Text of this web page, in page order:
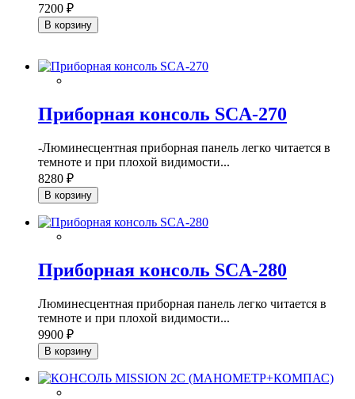
7200 ₽
В корзину
Приборная консоль SCA-270
-Люминесцентная приборная панель легко читается в
темноте и при плохой видимости...
8280 ₽
В корзину
Приборная консоль SCA-280
Люминесцентная приборная панель легко читается в
темноте и при плохой видимости...
9900 ₽
В корзину